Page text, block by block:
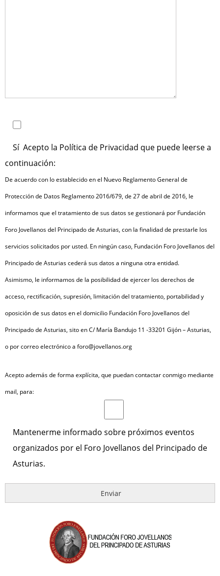
Sí Acepto la Política de Privacidad que puede leerse a
continuación:
De acuerdo con lo establecido en el Nuevo Reglamento General de
Protección de Datos Reglamento 2016/679, de 27 de abril de 2016, le
informamos que el tratamiento de sus datos se gestionará por Fundación
Foro Jovellanos del Principado de Asturias, con la finalidad de prestarle los
servicios solicitados por usted. En ningún caso, Fundación Foro Jovellanos del
Principado de Asturias cederá sus datos a ninguna otra entidad.
Asimismo, le informamos de la posibilidad de ejercer los derechos de
acceso, rectificación, supresión, limitación del tratamiento, portabilidad y
oposición de sus datos en el domicilio Fundación Foro Jovellanos del
Principado de Asturias, sito en C/ María Bandujo 11 -33201 Gijón – Asturias,
o por correo electrónico a foro@jovellanos.org
Acepto además de forma explícita, que puedan contactar conmigo mediante
mail, para:
Mantenerme informado sobre próximos eventos
organizados por el Foro Jovellanos del Principado de
Asturias.